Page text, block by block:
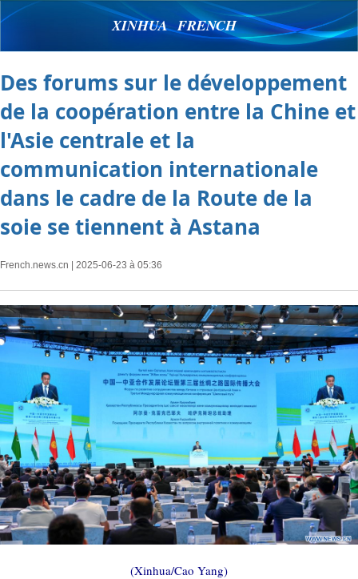
XINHUA FRENCH
Des forums sur le développement
de la coopération entre la Chine et
l'Asie centrale et la
communication internationale
dans le cadre de la Route de la
soie se tiennent à Astana
French.news.cn | 2025-06-23 à 05:36
(Xinhua/Cao Yang)